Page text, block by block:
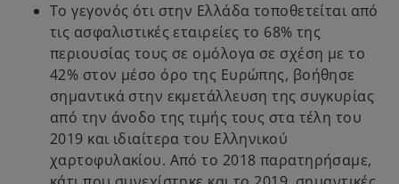
Το γεγονός ότι στην Ελλάδα τοποθετείται από
τις ασφαλιστικές εταιρείες το 68% της
περιουσίας τους σε ομόλογα σε σχέση με το
42% στον μέσο όρο της Ευρώπης, βοήθησε
σημαντικά στην εκμετάλλευση της συγκυρίας
από την άνοδο της τιμής τους στα τέλη του
2019 και ιδιαίτερα του Ελληνικού
χαρτοφυλακίου. Από το 2018 παρατηρήσαμε,